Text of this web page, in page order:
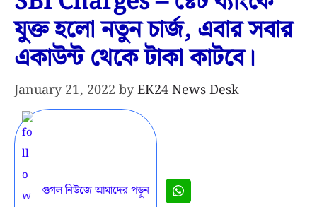
যুক্ত হলো নতুন চার্জ, এবার সবার
একাউন্ট থেকে টাকা কাটবে।
January 21, 2022 byEK24 News Desk
গুগল নিউজে আমাদের পড়ুন